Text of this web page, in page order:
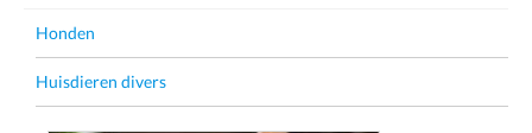
Honden
Huisdieren divers